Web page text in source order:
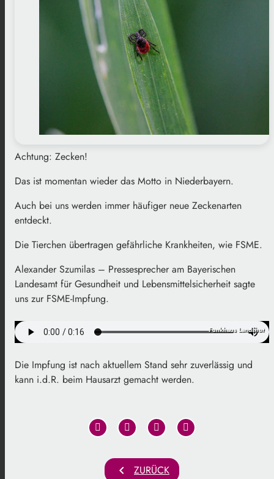
Achtung: Zecken!
Das ist momentan wieder das Motto in Niederbayern.
Auch bei uns werden immer häufiger neue Zeckenarten
entdeckt.
Die Tierchen übertragen gefährliche Krankheiten, wie FSME.
Alexander Szumilas – Pressesprecher am Bayerischen
Landesamt für Gesundheit und Lebensmittelsicherheit sagte
uns zur FSME-Impfung.
Funkhaus Landshut
Die Impfung ist nach aktuellem Stand sehr zuverlässig und
kann i.d.R. beim Hausarzt gemacht werden.
chevron_left ZURÜCK